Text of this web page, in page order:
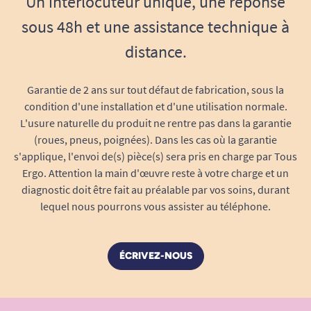
Un entretien simplifié pour une
sécurité préservée
Pensez à vérifier régulièrement l’état de la partie
présente des signes d’usure avancée, il est
temps d’utiliser ce pied de remplacement pour
continuer à marcher en toute confiance.
L’entretien de votre embout reste minimal : un
simple passage à l’éponge suffit pour enlever
poussières ou saletés. Pour garantir les
meilleures performances d’adhérence, il est
Flexyfoot dès que la surface semble usée ou
sous 48h et une assistance technique à
distance.
Garantie de 2 ans sur tout défaut de fabrication, sous la
condition d'une installation et d'une utilisation normale.
L'usure naturelle du produit ne rentre pas dans la garantie
(roues, pneus, poignées). Dans les cas où la garantie
s'applique, l'envoi de(s) pièce(s) sera pris en charge par Tous
Ergo. Attention la main d'œuvre reste à votre charge et un
diagnostic doit être fait au préalable par vos soins, durant
lequel nous pourrons vous assister au téléphone.
ÉCRIVEZ-NOUS